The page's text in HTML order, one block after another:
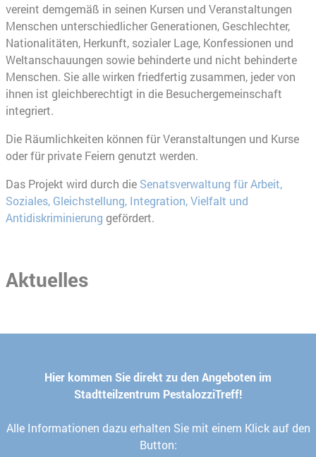
vereint demgemäß in seinen Kursen und Veranstaltungen
Menschen unterschiedlicher Generationen, Geschlechter,
Nationalitäten, Herkunft, sozialer Lage, Konfessionen und
Weltanschauungen sowie behinderte und nicht behinderte
Menschen. Sie alle wirken friedfertig zusammen, jeder von
ihnen ist gleichberechtigt in die Besuchergemeinschaft
integriert.
Die Räumlichkeiten können für Veranstaltungen und Kurse
oder für private Feiern genutzt werden.
Das Projekt wird durch die Senatsverwaltung für Arbeit,
Soziales, Gleichstellung, Integration, Vielfalt und
Antidiskriminierung gefördert.
Aktuelles
Hier kommen Sie direkt zu den Angeboten im
Stadtteilzentrum PestalozziTreff!
Alle Informationen dazu erhalten Sie mit einem Klick auf den
Button: